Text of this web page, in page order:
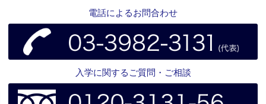
電話によるお問合わせ
入学に関するご質問・ご相談